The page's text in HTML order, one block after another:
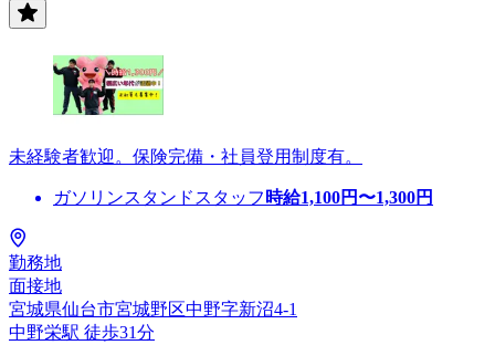
未経験者歓迎。保険完備・社員登用制度有。
ガソリンスタンドスタッフ 時給1,100円〜1,300円
勤務地
面接地
宮城県仙台市宮城野区中野字新沼4-1
中野栄駅 徒歩31分